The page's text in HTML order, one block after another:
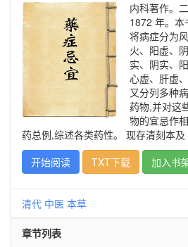
内科著作。
1872 年。本
将病症分为
火、阳虚、
实、阴实、
心虚、肝虚
又分列多种
药物,并对这
物的宜忌作
药总例,综述各类药性。 现存清刻本及
开始阅读
TXT下载 加入书
清代 中医 本草
章节列表